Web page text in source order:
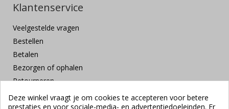
Klantenservice
Veelgestelde vragen
Bestellen
Betalen
Bezorgen of ophalen
Retourneren
Klachten en suggesties
Deze winkel vraagt je om cookies te accepteren voor betere
prestaties en voor sociale-media- en advertentiedoeleinden. Er